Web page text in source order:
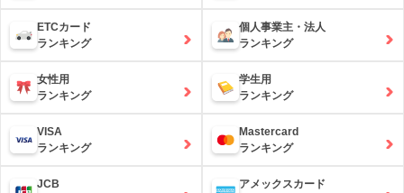
ETCカード
ランキング
個人事業主・法人
ランキング
女性用
ランキング
学生用
ランキング
VISA
ランキング
Mastercard
ランキング
JCB
アメックスカード